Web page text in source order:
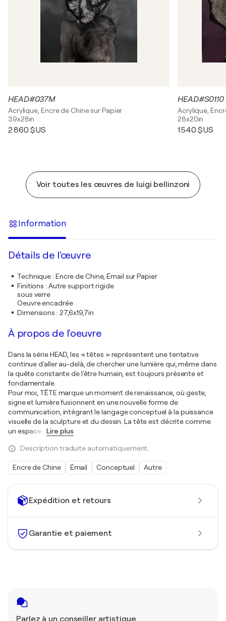
Expédition et retours
Garantie et paiement
Parlez à un conseiller artistique
HEAD#037M
Acrylique, Encre de Chine sur Papier
39x28in
2 860 $US
HEAD#S0110
Acrylique,
28x20in
1 540 $US
Voir toutes les œuvres de luigi bellinzoni
Information
Détails de l'œuvre
Technique: Encre de Chine, Émail sur Papier
Finitions : Autre support rigide
sous verre
Oeuvre encadrée
Dimensions : 27,6x19,7in
À propos de l'oeuvre
Dans la série HEAD, les « têtes » représentent une tentative
continue d'aller au-delà, de chercher une lumière qui, même dans
la quête constante de l'être humain, est toujours présente et
fondamentale.
Pour moi, TÊTE marque un moment de renaissance, où geste,
signe et lumière fusionnent en une nouvelle forme de
communication, intégrant le langage conceptuel à la puissance
visuelle de la sculpture et du dessin. La tête est décrite comme
un espace
Lire plus
Description traduite automatiquement.
Encre de Chine Émail Conceptuel Autre